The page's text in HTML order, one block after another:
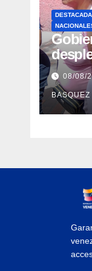
08/08/
BASQUEZ